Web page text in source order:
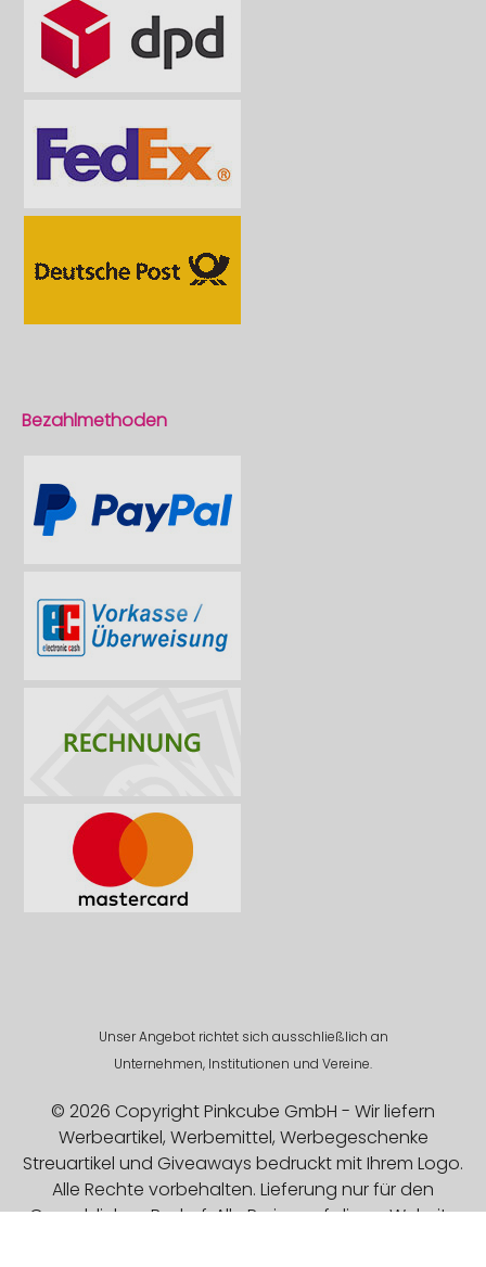
Bezahlmethoden
Unser Angebot richtet sich ausschließlich an
Unternehmen, Institutionen und Vereine.
© 2026 Copyright Pinkcube GmbH - Wir liefern
Werbeartikel, Werbemittel, Werbegeschenke
Streuartikel und Giveaways bedruckt mit Ihrem Logo.
Alle Rechte vorbehalten. Lieferung nur für den
Gewerblichen Bedarf. Alle Preise auf dieser Website